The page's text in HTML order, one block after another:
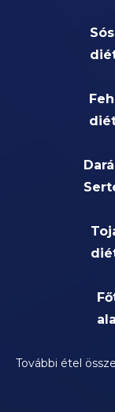
További étel